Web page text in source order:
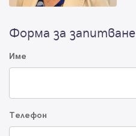
Форма за запитване
Име
Телефон